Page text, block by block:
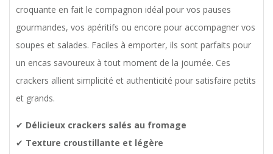
croquante en fait le compagnon idéal pour vos pauses
gourmandes, vos apéritifs ou encore pour accompagner vos
soupes et salades. Faciles à emporter, ils sont parfaits pour
un encas savoureux à tout moment de la journée. Ces
crackers allient simplicité et authenticité pour satisfaire petits
et grands.
✔ Délicieux crackers salés au fromage
✔ Texture croustillante et légère